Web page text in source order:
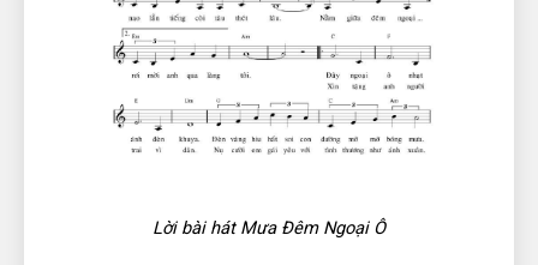
Lời bài hát Mưa Đêm Ngoại Ô